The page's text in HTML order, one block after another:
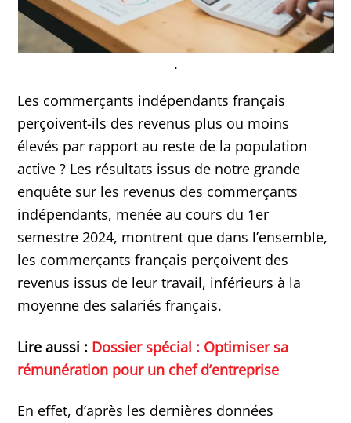
.
Les commerçants indépendants français
perçoivent-ils des revenus plus ou moins
élevés par rapport au reste de la population
active ? Les résultats issus de notre grande
enquête sur les revenus des commerçants
indépendants, menée au cours du 1er
semestre 2024, montrent que dans l’ensemble,
les commerçants français perçoivent des
revenus issus de leur travail, inférieurs à la
moyenne des salariés français.
Lire aussi : Dossier spécial : Optimiser sa
rémunération pour un chef d’entreprise
En effet, d’après les dernières données